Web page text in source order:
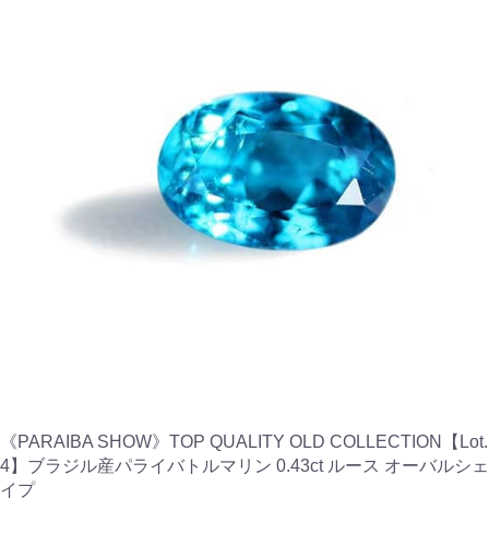
《PARAIBA SHOW》TOP QUALITY OLD COLLECTION【Lot.
4】ブラジル産パライバトルマリン 0.43ct ルース オーバルシェ
イプ